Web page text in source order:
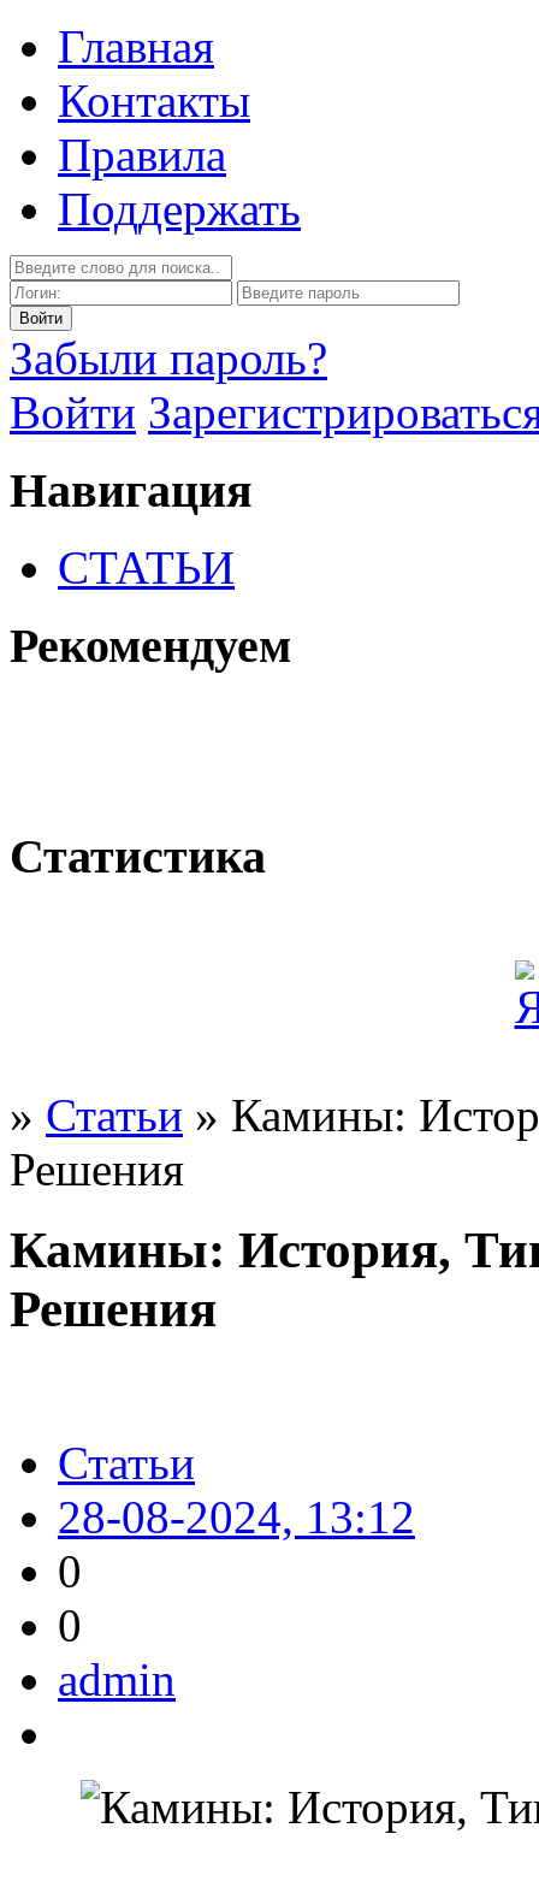
Главная
Контакты
Правила
Поддержать
Забыли пароль?
Войти
Навигация
СТАТЬИ
Рекомендуем
Статистика
» Статьи » Камины:
Решения
Камины: История,
Решения
Статьи
28-08-2024, 13:12
0
0
admin